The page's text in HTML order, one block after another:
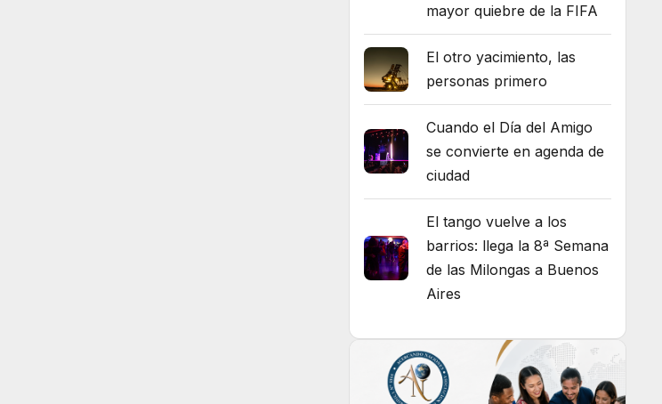
mayor quiebre de la FIFA
El otro yacimiento, las
personas primero
Cuando el Día del Amigo
se convierte en agenda de
ciudad
El tango vuelve a los
barrios: llega la 8ª Semana
de las Milongas a Buenos
Aires